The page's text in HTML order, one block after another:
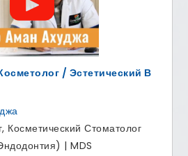
Ведущий Хирург
ортопедический хирург
MBBS, MS (ортопедия)